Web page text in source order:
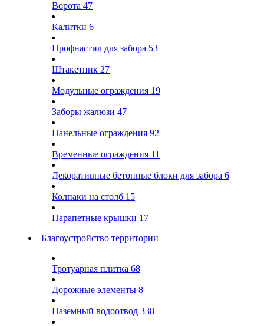
Ворота 47
Калитки 6
Профнастил для забора 53
Штакетник 27
Модульные ограждения 19
Заборы жалюзи 47
Панельные ограждения 92
Временные ограждения 11
Декоративные бетонные блоки для забора 6
Колпаки на столб 15
Парапетные крышки 17
Благоустройство территории
Тротуарная плитка 68
Дорожные элементы 8
Наземный водоотвод 338